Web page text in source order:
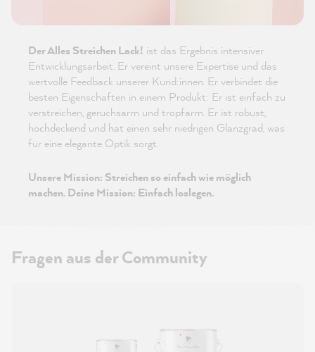
Der Alles Streichen Lack! ist das Ergebnis intensiver
Entwicklungsarbeit. Er vereint unsere Expertise und das
wertvolle Feedback unserer Kund:innen. Er verbindet die
besten Eigenschaften in einem Produkt: Er ist einfach zu
verstreichen, geruchsarm und tropfarm. Er ist robust,
hochdeckend und hat einen sehr niedrigen Glanzgrad, was
für eine elegante Optik sorgt.
Unsere Mission: Streichen so einfach wie möglich
machen. Deine Mission: Einfach loslegen.
Fragen aus der Community